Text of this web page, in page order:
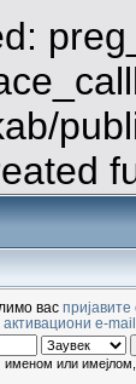
вас пријавите
активациони e-
именом или